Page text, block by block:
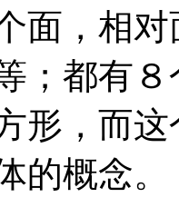
面，相
；都有
形，而
的概念。